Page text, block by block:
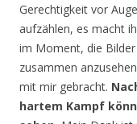
Gerechtigkeit vor
aufzählen, es macht
im Moment, die
zusammen
mit mir gebracht.
hartem Kampf